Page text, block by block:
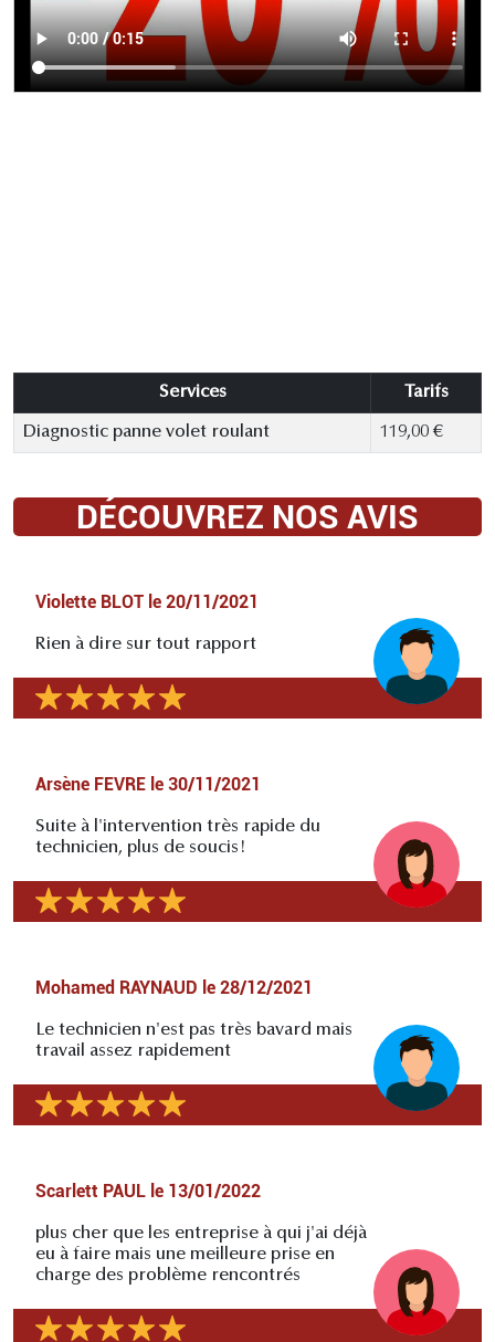
Services Tarifs
Diagnostic panne volet roulant 119,00 €
DÉCOUVREZ NOS AVIS
Violette BLOT le 20/11/2021
Rien à dire sur tout rapport
Arsène FEVRE le 30/11/2021
Suite à l'intervention très rapide du
technicien, plus de soucis!
Mohamed RAYNAUD le 28/12/2021
Le technicien n'est pas très bavard mais
travail assez rapidement
Scarlett PAUL le 13/01/2022
plus cher que les entreprise à qui j'ai déjà
eu à faire mais une meilleure prise en
charge des problème rencontrés